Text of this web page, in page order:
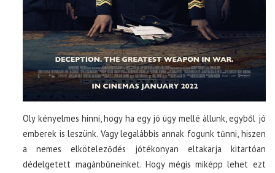
Oly kényelmes hinni, hogy ha egy jó ügy mellé állunk, egyből jó
emberek is leszünk. Vagy legalábbis annak fogunk tűnni, hiszen
a nemes elköteleződés jótékonyan eltakarja kitartóan
dédelgetett magánbűneinket. Hogy mégis miképp lehet ezt